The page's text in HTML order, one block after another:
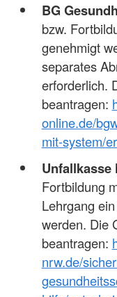
BG
bzw.
genehmigt
separates
erforderlich.
beantragen:
online.de/
mit-system/
Unfallkasse
Fortbildung
Lehrgang
werden. Die
beantragen:
nrw.de/